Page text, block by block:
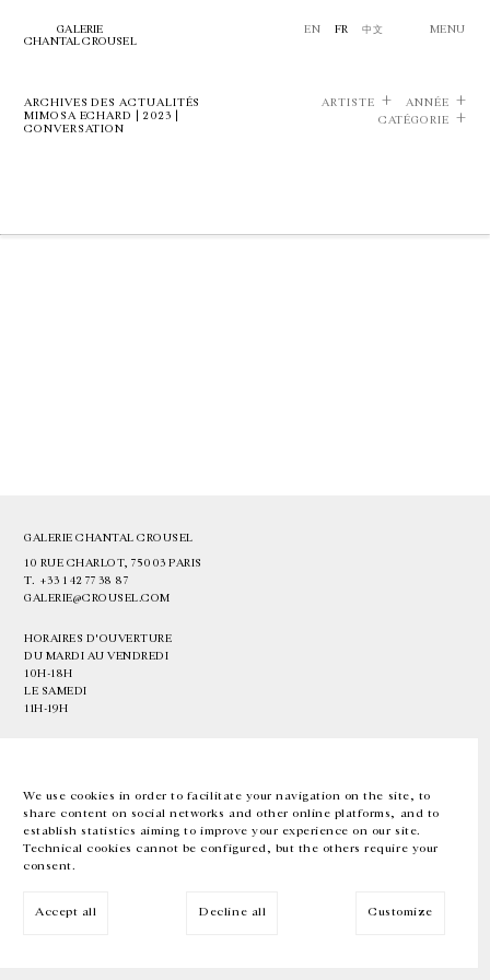
We use cookies in order to facilitate your navigation on the site, to
share content on social networks and other online platforms, and to
establish statistics aiming to improve your experience on our site.
Technical cookies cannot be configured, but the others require your
consent.
Accept all Decline all Customize
GALERIE
CHANTAL CROUSEL
EN FR 中文 MENU
ARCHIVES DES ACTUALITÉS
MIMOSA ECHARD | 2023 |
CONVERSATION
ARTISTE
ANNÉE
CATÉGORIE
GALERIE CHANTAL CROUSEL
10 RUE CHARLOT, 75003 PARIS
T. +33 1 42 77 38 87
GALERIE@CROUSEL.COM
HORAIRES D'OUVERTURE
DU MARDI AU VENDREDI
10H-18H
LE SAMEDI
11H-19H
EN FR 中文 Facebook Instagram
Inscrivez-vous à notre newsletter